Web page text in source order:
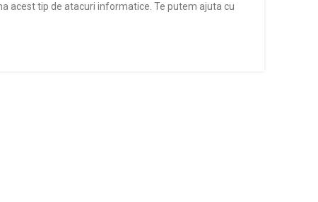
acest tip de atacuri informatice. Te putem ajuta cu